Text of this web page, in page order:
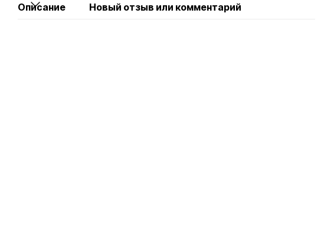
Описание Новый отзыв или комментарий